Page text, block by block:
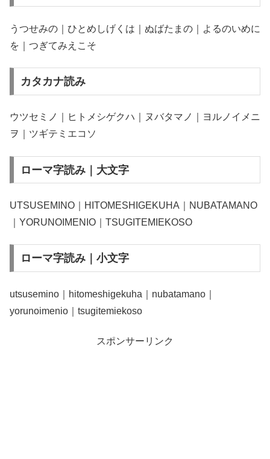
うつせみの｜ひとめしげくは｜ぬばたまの｜よるのいめに
を｜つぎてみえこそ
カタカナ読み
ウツセミノ｜ヒトメシゲクハ｜ヌバタマノ｜ヨルノイメニ
ヲ｜ツギテミエコソ
ローマ字読み｜大文字
UTSUSEMINO｜HITOMESHIGEKUHA｜NUBATAMANO
｜YORUNOIMENIO｜TSUGITEMIEKOSO
ローマ字読み｜小文字
utsusemino｜hitomeshigekuha｜nubatamano｜
yorunoimenio｜tsugitemiekoso
スポンサーリンク